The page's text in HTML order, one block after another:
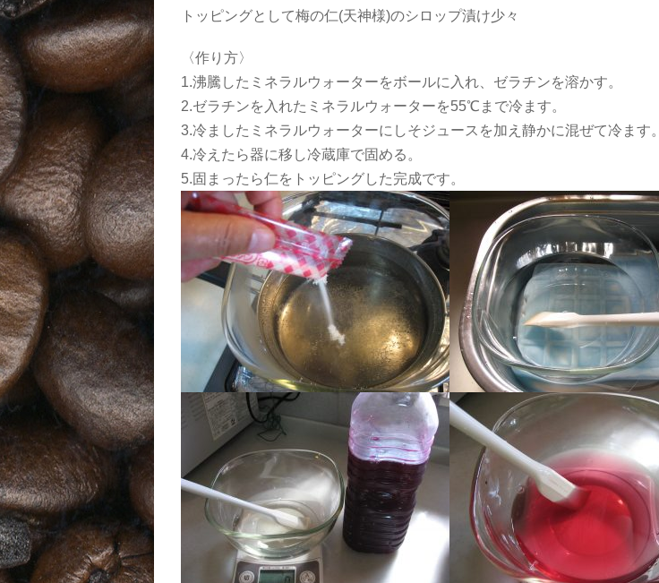
トッピングとして梅の仁(天神様)のシロップ漬け少々
〈作り方〉
1.沸騰したミネラルウォーターをボールに入れ、ゼラチンを溶かす。
2.ゼラチンを入れたミネラルウォーターを55℃まで冷ます。
3.冷ましたミネラルウォーターにしそジュースを加え静かに混ぜて冷ます。
4.冷えたら器に移し冷蔵庫で固める。
5.固まったら仁をトッピングした完成です。